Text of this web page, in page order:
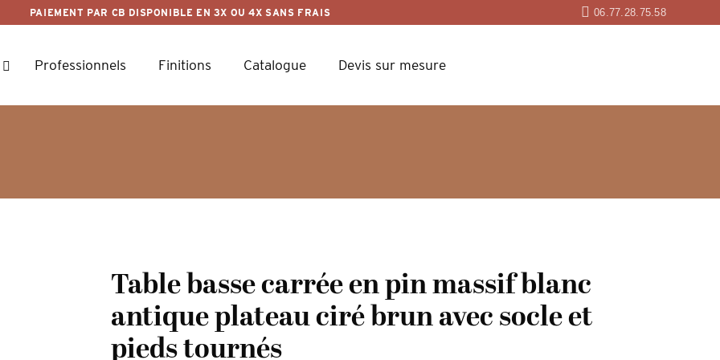
PAIEMENT PAR CB DISPONIBLE EN 3X OU 4X SANS FRAIS 06.77.28.75.58
Professionnels Finitions Catalogue Devis sur mesure
Table basse carrée en pin massif blanc
antique plateau ciré brun avec socle et
pieds tournés